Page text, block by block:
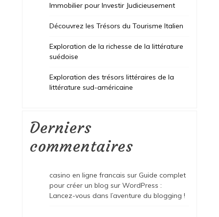
Immobilier pour Investir Judicieusement
Découvrez les Trésors du Tourisme Italien
Exploration de la richesse de la littérature
suédoise
Exploration des trésors littéraires de la
littérature sud-américaine
Derniers
commentaires
casino en ligne francais sur Guide complet
pour créer un blog sur WordPress :
Lancez-vous dans l’aventure du blogging !